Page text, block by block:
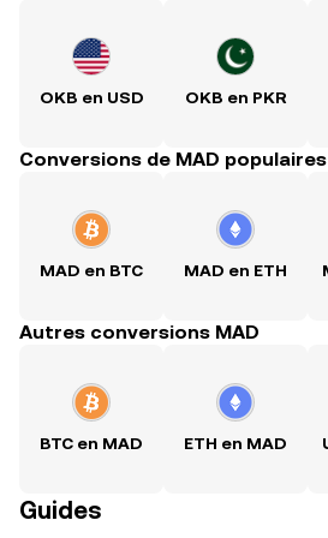
OKB en USD OKB en PKR
Conversions de MAD populaires
MAD en BTC MAD en ETH
Autres conversions MAD
BTC en MAD ETH en MAD
Guides